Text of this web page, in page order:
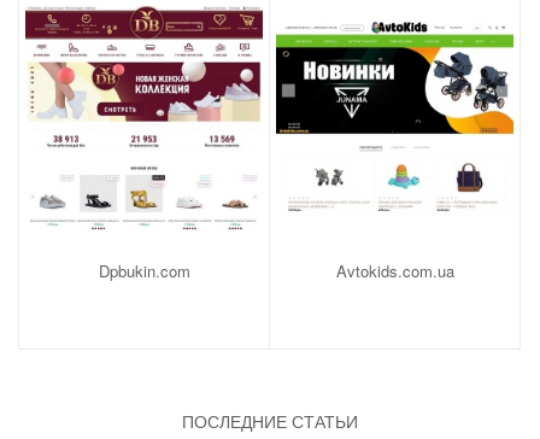
Dpbukin.com Avtokids.com.ua
ПОСЛЕДНИЕ СТАТЬИ